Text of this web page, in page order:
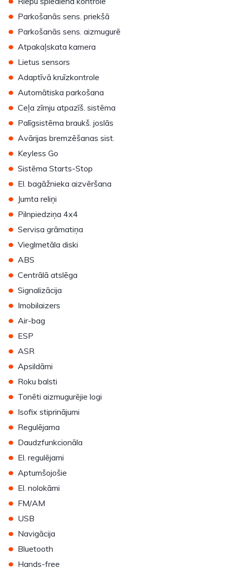
• Parkošanās sens. priekšā
• Parkošanās sens. aizmugurē
• Atpakaļskata kamera
• Lietus sensors
• Adaptīvā kruīzkontrole
• Automātiska parkošana
• Ceļa zīmju atpazīš. sistēma
• Palīgsistēma braukš. joslās
• Avārijas bremzēšanas sist.
• Keyless Go
• Sistēma Starts-Stop
• El. bagāžnieka aizvēršana
• Jumta reliņi
• Pilnpiedziņa 4x4
• Servisa grāmatiņa
• Vieglmetāla diski
• ABS
• Centrālā atslēga
• Signalizācija
• Imobilaizers
• Air-bag
• ESP
• ASR
• Apsildāmi
• Roku balsti
• Tonēti aizmugurējie logi
• Isofix stiprinājumi
• Regulējama
• Daudzfunkcionāla
• El. regulējami
• Aptumšojošie
• El. nolokāmi
• FM/AM
• USB
• Navigācija
• Bluetooth
• Hands-free